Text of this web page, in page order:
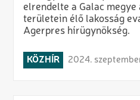
elrendelte a Galac
területein élő lakosság
Agerpres hírügynökség.
KÖZHÍR 2024.